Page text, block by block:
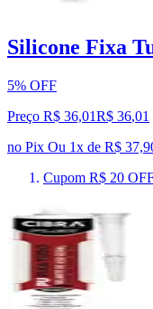
Silicone Fixa
5% OFF
Preço R$ 36,01R$ 36,01
no Pix Ou 1x de R$
Cupom R$ 20